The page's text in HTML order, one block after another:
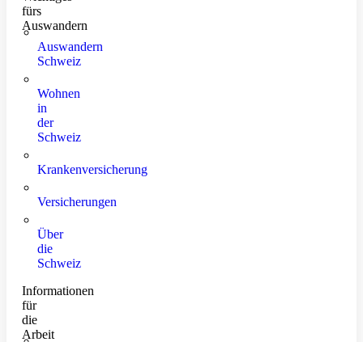
fürs
Auswandern
Auswandern
Schweiz
Wohnen
in
der
Schweiz
Krankenversicherung
Versicherungen
Über
die
Schweiz
Informationen
für
die
Arbeit